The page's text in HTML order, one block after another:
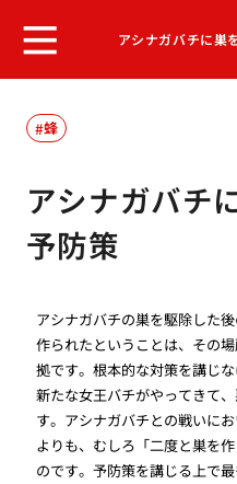
アシナガバチに巣
蜂
アシナガバチ
予防策
アシナガバチの巣を駆除した
作られたということは、その
拠です。根本的な対策を講じ
新たな女王バチがやってきて
す。アシナガバチとの戦いに
よりも、むしろ「二度と巣を
のです。予防策を講じる上で